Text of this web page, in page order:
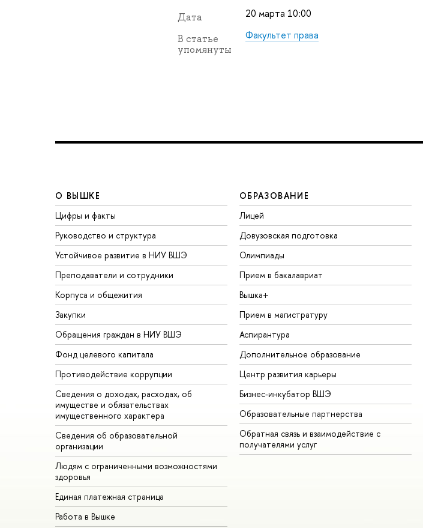
Дата 20 марта 10:00
В статье
упомянуты
Факультет права
О ВЫШКЕ
Цифры и факты
Руководство и структура
Устойчивое развитие в НИУ ВШЭ
Преподаватели и сотрудники
Корпуса и общежития
Закупки
Обращения граждан в НИУ ВШЭ
Фонд целевого капитала
Противодействие коррупции
Сведения о доходах, расходах, об
имуществе и обязательствах
имущественного характера
Сведения об образовательной
организации
Людям с ограниченными возможностями
здоровья
Единая платежная страница
Работа в Вышке
ОБРАЗОВАНИЕ
Лицей
Довузовская подготовка
Олимпиады
Прием в бакалавриат
Вышка+
Прием в магистратуру
Аспирантура
Дополнительное образование
Центр развития карьеры
Бизнес-инкубатор ВШЭ
Образовательные партнерства
Обратная связь и взаимодействие с
получателями услуг